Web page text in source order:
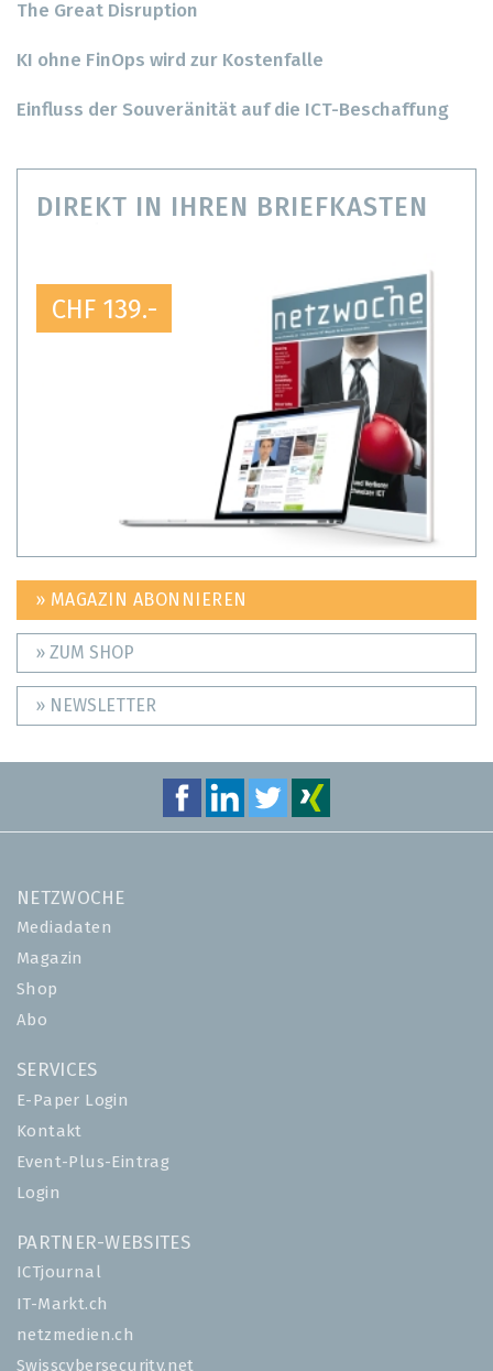
The Great Disruption
KI ohne FinOps wird zur Kostenfalle
Einfluss der Souveränität auf die ICT-Beschaffung
DIREKT IN IHREN BRIEFKASTEN
CHF 139.-
» MAGAZIN ABONNIEREN
» ZUM SHOP
» NEWSLETTER
NETZWOCHE
Mediadaten
Magazin
Shop
Abo
SERVICES
E-Paper Login
Kontakt
Event-Plus-Eintrag
Login
PARTNER-WEBSITES
ICTjournal
IT-Markt.ch
netzmedien.ch
Swisscybersecurity.net